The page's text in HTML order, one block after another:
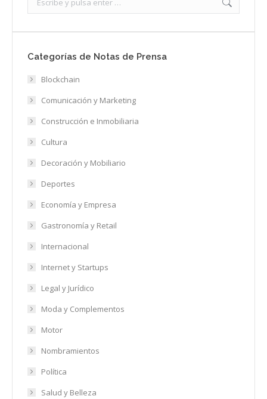
Categorías de Notas de Prensa
Blockchain
Comunicación y Marketing
Construcción e Inmobiliaria
Cultura
Decoración y Mobiliario
Deportes
Economía y Empresa
Gastronomía y Retail
Internacional
Internet y Startups
Legal y Jurídico
Moda y Complementos
Motor
Nombramientos
Política
Salud y Belleza